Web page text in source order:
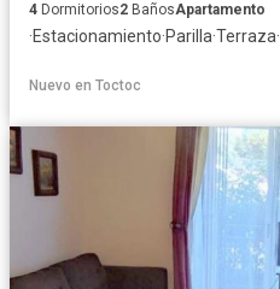
4 Dormitorios2 BañosApartamento
·Estacionamiento·Parilla·Terraza·
Nuevo en Toctoc